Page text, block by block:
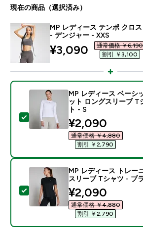
現在の商品（選択済み）
MP レディース テンポ クロ
- デンジャー - XXS
discounted price
¥3,090‎
通常価格 ￥6,190‎
割引 ￥3,100‎
この商品を選択 - MP レディー
MP レディース ベーシ
ット ロングスリーブ T
ト - S
discounted
¥2,090‎
通常価格 ￥4,880‎
割引 ￥2,790‎
この商品を選択 - MP レディー
MP レディース トレー
スリーブ Tシャツ - ブ
discounted
¥2,090‎
通常価格 ￥4,880‎
割引 ￥2,790‎